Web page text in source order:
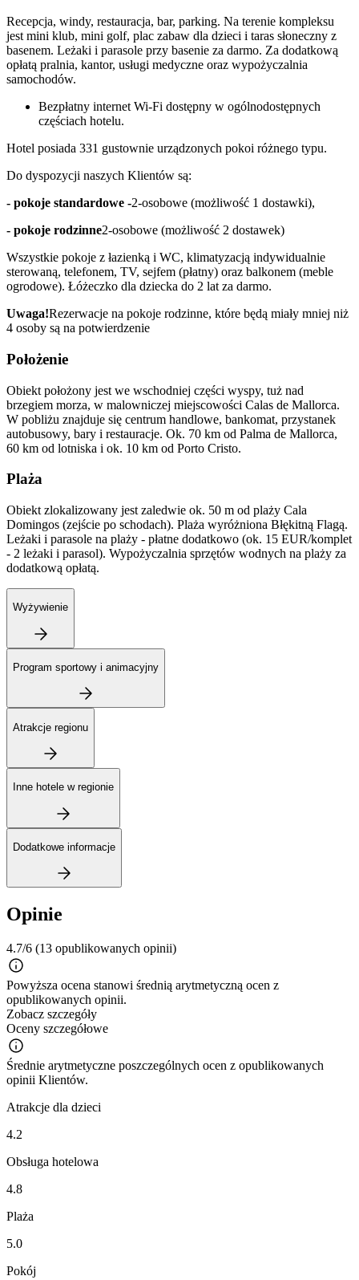
Recepcja, windy, restauracja, bar, parking. Na terenie kompleksu
jest mini klub, mini golf, plac zabaw dla dzieci i taras słoneczny z
basenem. Leżaki i parasole przy basenie za darmo. Za dodatkową
opłatą pralnia, kantor, usługi medyczne oraz wypożyczalnia
samochodów.
Bezpłatny internet Wi-Fi dostępny w ogólnodostępnych
częściach hotelu.
Hotel posiada 331 gustownie urządzonych pokoi różnego typu.
Do dyspozycji naszych Klientów są:
- pokoje standardowe -2-osobowe (możliwość 1 dostawki),
- pokoje rodzinne2-osobowe (możliwość 2 dostawek)
Wszystkie pokoje z łazienką i WC, klimatyzacją indywidualnie
sterowaną, telefonem, TV, sejfem (płatny) oraz balkonem (meble
ogrodowe). Łóżeczko dla dziecka do 2 lat za darmo.
Uwaga!Rezerwacje na pokoje rodzinne, które będą miały mniej niż
4 osoby są na potwierdzenie
Położenie
Obiekt położony jest we wschodniej części wyspy, tuż nad
brzegiem morza, w malowniczej miejscowości Calas de Mallorca.
W pobliżu znajduje się centrum handlowe, bankomat, przystanek
autobusowy, bary i restauracje. Ok. 70 km od Palma de Mallorca,
60 km od lotniska i ok. 10 km od Porto Cristo.
Plaża
Obiekt zlokalizowany jest zaledwie ok. 50 m od plaży Cala
Domingos (zejście po schodach). Plaża wyróżniona Błękitną Flagą.
Leżaki i parasole na plaży - płatne dodatkowo (ok. 15 EUR/komplet
- 2 leżaki i parasol). Wypożyczalnia sprzętów wodnych na plaży za
dodatkową opłatą.
Wyżywienie
Program sportowy i animacyjny
Atrakcje regionu
Inne hotele w regionie
Dodatkowe informacje
Opinie
4.7/6 (13 opublikowanych opinii)
Powyższa ocena stanowi średnią arytmetyczną ocen z
opublikowanych opinii.
Zobacz szczegóły
Oceny szczegółowe
Średnie arytmetyczne poszczególnych ocen z opublikowanych
opinii Klientów.
Atrakcje dla dzieci
4.2
Obsługa hotelowa
4.8
Plaża
5.0
Pokój